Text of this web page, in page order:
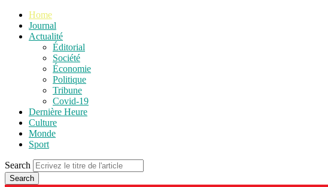
Home
Journal
Actualité
Éditorial
Société
Économie
Politique
Tribune
Covid-19
Dernière Heure
Culture
Monde
Sport
Search